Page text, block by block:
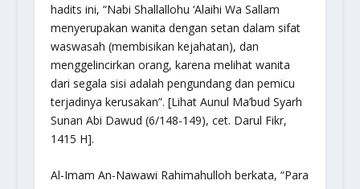
hadits ini, “Nabi Shallallohu ‘Alaihi Wa Sallam
menyerupakan wanita dengan setan dalam sifat
waswasah (membisikan kejahatan), dan
menggelincirkan orang, karena melihat wanita
dari segala sisi adalah pengundang dan pemicu
terjadinya kerusakan”. [Lihat Aunul Ma’bud Syarh
Sunan Abi Dawud (6/148-149), cet. Darul Fikr,
1415 H].
Al-Imam An-Nawawi Rahimahulloh berkata, “Para